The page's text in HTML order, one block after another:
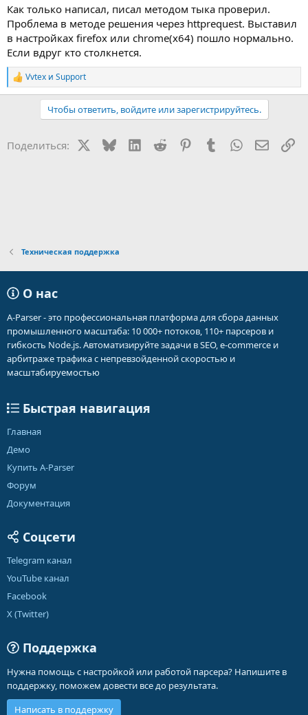
Как только написал, писал методом тыка проверил.
Проблема в методе решения через httprequest. Выставил
в настройках firefox или chrome(x64) пошло нормально.
Если вдруг кто столкнется.
Р
е
и
Vvtex и Support
Чтобы ответить, войдите или зарегистрируйтесь.
Поделиться: BlueskyLinkedIn
Reddit PinterestTumblr WhatsApp
Техническая поддержка
О нас
A-Parser - это профессиональная платформа для сбора данных
промышленного масштаба: 10 000+ потоков, 110+ парсеров и
гибкость Node.js. Автоматизируйте задачи в SEO, e-commerce и
арбитраже трафика с непревзойденной скоростью и
масштабируемостью
Быстрая навигация
Главная
Демо
Купить A-Parser
Форум
Документация
Соцсети
Telegram канал
YouTube канал
Facebook
X (Twitter)
Поддержка
Нужна помощь с настройкой или работой парсера? Напишите в
поддержку, поможем довести все до результата.
Написать в поддержку